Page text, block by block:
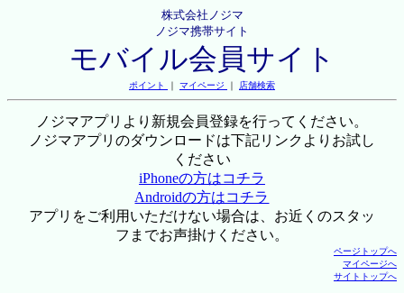
株式会社ノジマ
ノジマ携帯サイト
モバイル会員サイト
ポイント ｜ マイページ ｜ 店舗検索
ノジマアプリより新規会員登録を行ってください。
ノジマアプリのダウンロードは下記リンクよりお試し
ください
iPhoneの方はコチラ
Androidの方はコチラ
アプリをご利用いただけない場合は、お近くのスタッ
フまでお声掛けください。
ページトップへ
マイページへ
サイトトップへ